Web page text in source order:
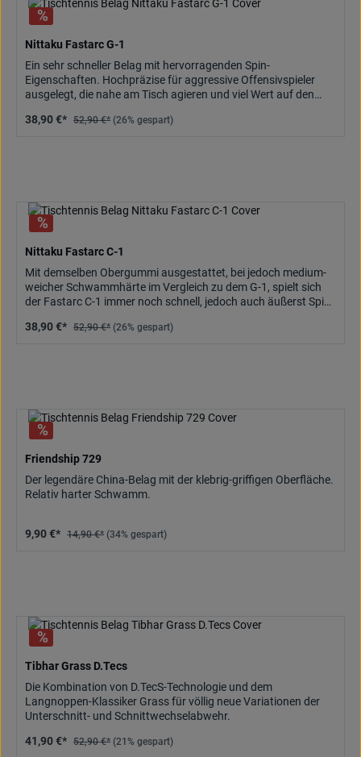
Nittaku Fastarc G-1
Ein sehr schneller Belag mit hervorragenden Spin-
Eigenschaften. Hochpräzise für aggressive Offensivspieler
ausgelegt, die nahe am Tisch agieren und viel Wert auf den
Ballkontrolle ausgelegt.
38,90 €* 52,90 €* (26% gespart)
Nittaku Fastarc C-1
Mit demselben Obergummi ausgestattet, bei jedoch medium-
weicher Schwammhärte im Vergleich zu dem G-1, spielt sich
der Fastarc C-1 immer noch schnell, jedoch auch äußerst Spin
ausgewogenes Power-Allround b
38,90 €* 52,90 €* (26% gespart)
Friendship 729
Der legendäre China-Belag mit der klebrig-griffigen Oberfläche.
Relativ harter Schwamm.
9,90 €* 14,90 €* (34% gespart)
Tibhar Grass D.Tecs
Die Kombination von D.TecS-Technologie und dem
Langnoppen-Klassiker Grass für völlig neue Variationen der
Unterschnitt- und Schnittwechselabwehr.
41,90 €* 52,90 €* (21% gespart)